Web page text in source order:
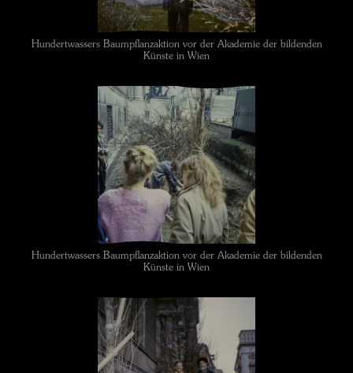
Hundertwassers Baumpflanzaktion vor der Akademie der bildenden
Künste in Wien
Hundertwassers Baumpflanzaktion vor der Akademie der bildenden
Künste in Wien